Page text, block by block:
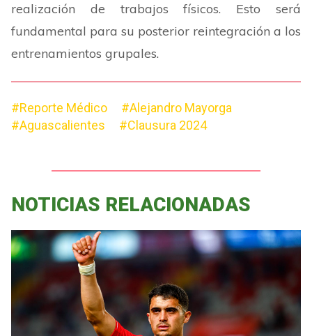
realización de trabajos físicos. Esto será
fundamental para su posterior reintegración a los
entrenamientos grupales.
#Reporte Médico
#Alejandro Mayorga
#Aguascalientes
#Clausura 2024
NOTICIAS RELACIONADAS